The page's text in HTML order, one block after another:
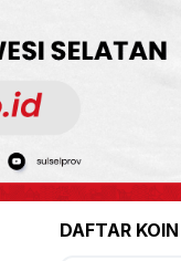
DAFTAR KOIN